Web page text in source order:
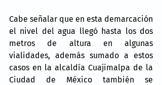
Cabe señalar que en esta demarcación
el nivel del agua llegó hasta los dos
metros de altura en algunas
vialidades, además sumado a estos
casos en la alcaldía Cuajimalpa de la
Ciudad de México también se